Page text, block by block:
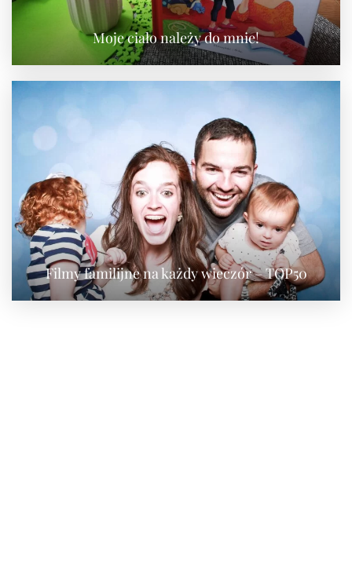
Moje ciało należy do mnie!
Filmy familijne na każdy wieczór – TOP50